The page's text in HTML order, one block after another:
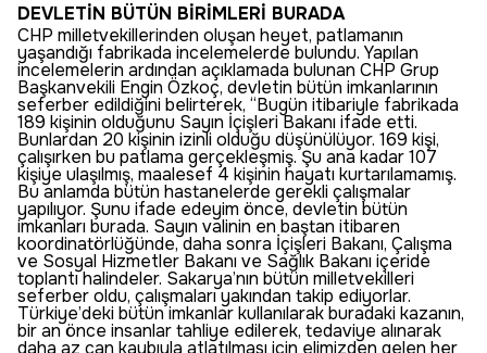
DEVLETİN BÜTÜN BİRİMLERİ BURADA
CHP milletvekillerinden oluşan heyet, patlamanın
yaşandığı fabrikada incelemelerde bulundu. Yapılan
incelemelerin ardından açıklamada bulunan CHP Grup
Başkanvekili Engin Özkoç, devletin bütün imkanlarının
seferber edildiğini belirterek, “Bugün itibariyle fabrikada
189 kişinin olduğunu Sayın İçişleri Bakanı ifade etti.
Bunlardan 20 kişinin izinli olduğu düşünülüyor. 169 kişi,
çalışırken bu patlama gerçekleşmiş. Şu ana kadar 107
kişiye ulaşılmış, maalesef 4 kişinin hayatı kurtarılamamış.
Bu anlamda bütün hastanelerde gerekli çalışmalar
yapılıyor. Şunu ifade edeyim önce, devletin bütün
imkanları burada. Sayın valinin en baştan itibaren
koordinatörlüğünde, daha sonra İçişleri Bakanı, Çalışma
ve Sosyal Hizmetler Bakanı ve Sağlık Bakanı içeride
toplantı halindeler. Sakarya’nın bütün milletvekilleri
seferber oldu, çalışmaları yakından takip ediyorlar.
Türkiye’deki bütün imkanlar kullanılarak buradaki kazanın,
bir an önce insanlar tahliye edilerek, tedaviye alınarak
daha az can kaybıyla atlatılması için elimizden gelen her